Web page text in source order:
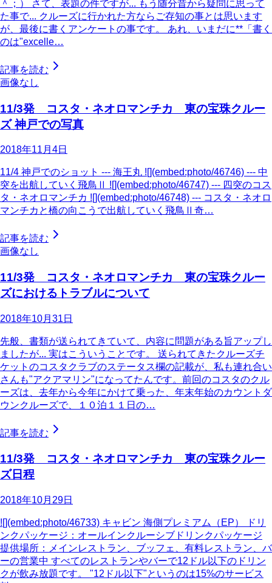
＾；） さて、表題の件ですが... もう随分昔から疑問に思って
た事で... クルーズに行かれた方ならご存知の事とは思います
が、最後に書くアンケートの事です。 あれ、いまだに**「書く
のは"excelle…
記事を読む
画像なし
11/3発 コスタ・ネオロマンチカ 東の宝珠クルー
ズ 神戸での写真
2018年11月4日
11/4 神戸でのショット --- 海王丸 ![](embed:photo/46746) --- 中
突を出航していく飛鳥Ⅱ ![](embed:photo/46747) --- 四突のコス
タ・ネオロマンチカ ![](embed:photo/46748) --- コスタ・ネオロ
マンチカと橋の向こうで出航していく飛鳥Ⅱ奇…
記事を読む
画像なし
11/3発 コスタ・ネオロマンチカ 東の宝珠クルー
ズにおけるトラブルについて
2018年10月31日
先般、書類が送られてきていて、内容に問題がある旨アップし
ましたが... 実はこういうことです。 送られてきたクルーズチ
ケットのコスタクラブのステータス欄の記載が、私も連れ合い
さんも"アクアマリン"になってたんです。前回のコスタのクル
ーズは、去年から今年にかけて乗った、年末年始のカウントダ
ウンクルーズで、１０泊１１日の…
記事を読む
11/3発 コスタ・ネオロマンチカ 東の宝珠クルー
ズ日程
2018年10月29日
![](embed:photo/46733) キャビン 海側プレミアム（EP） ドリ
ンクパッケージ：オールインクルーシブドリンクパッケージ
提供場所：メインレストラン、ブッフェ、有料レストラン、バ
ーの営業中 すべてのレストランやバーで12ドル以下のドリン
クが飲み放題です。 "12ドル以下"というのは15%のサービス